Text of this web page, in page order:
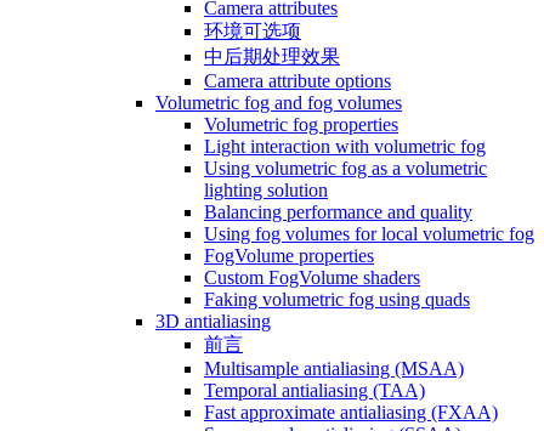
Camera attributes
环境可选项
中后期处理效果
Camera attribute options
Volumetric fog and fog volumes
Volumetric fog properties
Light interaction with volumetric fog
Using volumetric fog as a volumetric
lighting solution
Balancing performance and quality
Using fog volumes for local volumetric fog
FogVolume properties
Custom FogVolume shaders
Faking volumetric fog using quads
3D antialiasing
前言
Multisample antialiasing (MSAA)
Temporal antialiasing (TAA)
Fast approximate antialiasing (FXAA)